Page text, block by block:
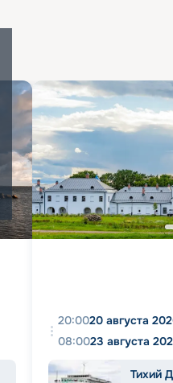
20:0020 августа
08:0023 августа
Тихий